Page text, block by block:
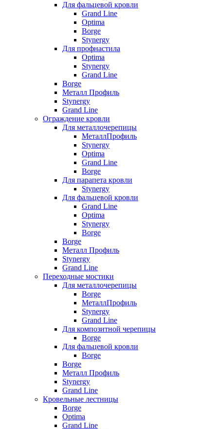
Для фальцевой кровли
Grand Line
Optima
Borge
Stynergy
Для профнастила
Optima
Stynergy
Grand Line
Borge
Металл Профиль
Stynergy
Grand Line
Ограждение кровли
Для металлочерепицы
МеталлПрофиль
Stynergy
Optima
Grand Line
Borge
Для парапета кровли
Stynergy
Для фальцевой кровли
Grand Line
Optima
Stynergy
Borge
Borge
Металл Профиль
Stynergy
Grand Line
Переходные мостики
Для металлочерепицы
Borge
МеталлПрофиль
Stynergy
Grand Line
Для композитной черепицы
Borge
Для фальцевой кровли
Borge
Borge
Металл Профиль
Stynergy
Grand Line
Кровельные лестницы
Borge
Optima
Grand Line